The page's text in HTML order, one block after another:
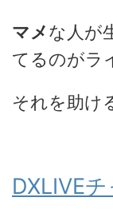
マメな人が
てるのがラ
それを助け
DXLIVE